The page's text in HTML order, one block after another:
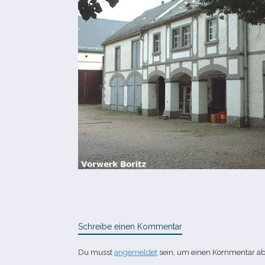
Schreibe einen Kommentar
Du musst angemeldet sein, um einen Kommentar